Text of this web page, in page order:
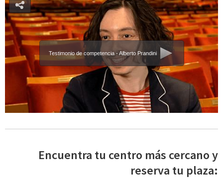
Testimonio de competencia - Alberto Prandini
Encuentra tu centro más cercano y
reserva tu plaza: